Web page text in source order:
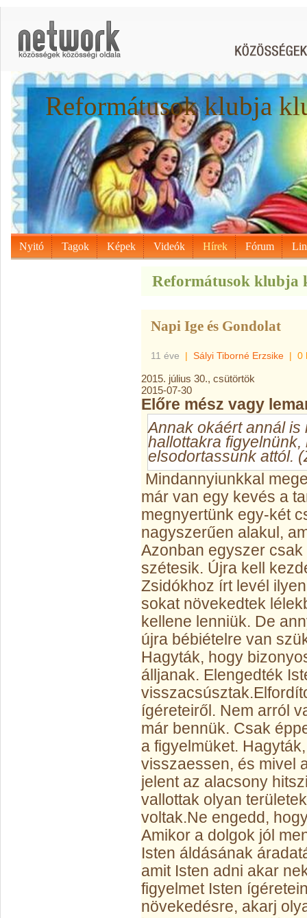
Reformátusok klubja
Nyitó Tagok Képek Videók Hírek Fórum
Reformátusok klubja
Napi Ige és Gondolat
11 éve | Sályi Tiborné Erzsike | 0
2015. július 30., csütörtök
2015-07-30
Előre mész vagy
Annak okáért annál
hallottakra
elsodortassunk attól.
Mindannyiunkkal
már van egy kevés a
megnyertünk egy-két
nagyszerűen alakul,
Azonban egyszer
szétesik. Újra kell
Zsidókhoz írt levél
sokat növekedtek
kellene lenniük. De
újra bébiételre van
Hagyták, hogy
álljanak. Elengedték
visszacsúsztak.
ígéreteiről. Nem arról
már bennük. Csak
a figyelmüket.
visszaessen, és mivel
jelent az alacsony
vallottak olyan
voltak.Ne engedd,
Amikor a dolgok jól
Isten áldásának
amit Isten adni akar
figyelmet Isten
növekedésre, akarj